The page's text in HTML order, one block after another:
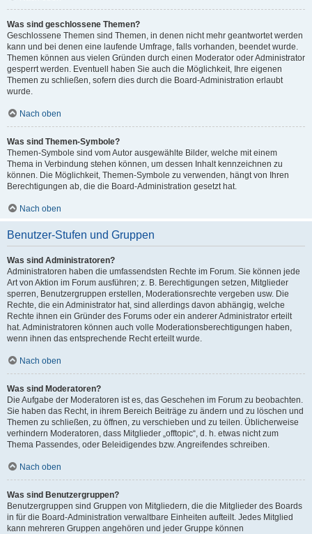
Was sind geschlossene Themen?
Geschlossene Themen sind Themen, in denen nicht mehr geantwortet werden
kann und bei denen eine laufende Umfrage, falls vorhanden, beendet wurde.
Themen können aus vielen Gründen durch einen Moderator oder Administrator
gesperrt werden. Eventuell haben Sie auch die Möglichkeit, Ihre eigenen
Themen zu schließen, sofern dies durch die Board-Administration erlaubt
wurde.
Nach oben
Was sind Themen-Symbole?
Themen-Symbole sind vom Autor ausgewählte Bilder, welche mit einem
Thema in Verbindung stehen können, um dessen Inhalt kennzeichnen zu
können. Die Möglichkeit, Themen-Symbole zu verwenden, hängt von Ihren
Berechtigungen ab, die die Board-Administration gesetzt hat.
Nach oben
Benutzer-Stufen und Gruppen
Was sind Administratoren?
Administratoren haben die umfassendsten Rechte im Forum. Sie können jede
Art von Aktion im Forum ausführen; z. B. Berechtigungen setzen, Mitglieder
sperren, Benutzergruppen erstellen, Moderationsrechte vergeben usw. Die
Rechte, die ein Administrator hat, sind allerdings davon abhängig, welche
Rechte ihnen ein Gründer des Forums oder ein anderer Administrator erteilt
hat. Administratoren können auch volle Moderationsberechtigungen haben,
wenn ihnen das entsprechende Recht erteilt wurde.
Nach oben
Was sind Moderatoren?
Die Aufgabe der Moderatoren ist es, das Geschehen im Forum zu beobachten.
Sie haben das Recht, in ihrem Bereich Beiträge zu ändern und zu löschen und
Themen zu schließen, zu öffnen, zu verschieben und zu teilen. Üblicherweise
verhindern Moderatoren, dass Mitglieder „offtopic“, d. h. etwas nicht zum
Thema Passendes, oder Beleidigendes bzw. Angreifendes schreiben.
Nach oben
Was sind Benutzergruppen?
Benutzergruppen sind Gruppen von Mitgliedern, die die Mitglieder des Boards
in für die Board-Administration verwaltbare Einheiten aufteilt. Jedes Mitglied
kann mehreren Gruppen angehören und jeder Gruppe können